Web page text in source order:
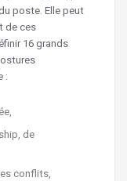
poste. Elle peut
de ces
16 grands
:
de
conflits,